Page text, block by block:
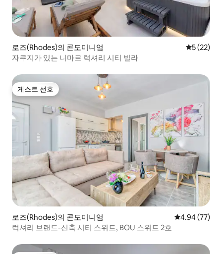
로즈(Rhodes)의 콘도미니엄 평점 5점
5 (22)
자쿠지가 있는 니마르 럭셔리 시티 빌라
게스트 선호
게스트 선호
로즈(Rhodes)의 콘도미니엄 평점 4.94점(5
4.94 (77)
럭셔리 브랜드-신축 시티 스위트, BOU 스위트 2호